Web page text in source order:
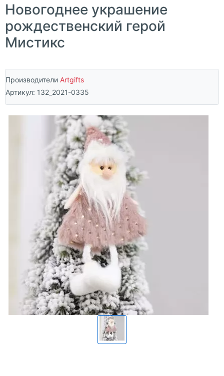
Новогоднее украшение
рождественский герой
Мистикс
Производители Artgifts
Артикул: 132_2021-0335